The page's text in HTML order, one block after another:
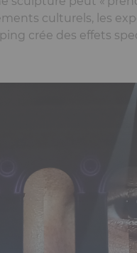
culturels, les
crée des effets